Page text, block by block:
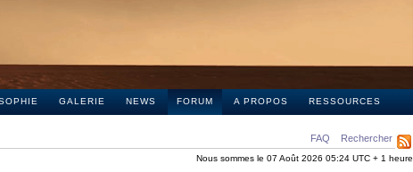
GALERIE NEWS FORUM A PROPOS RESSOURCES
FAQ Rechercher
Nous sommes le 07 Août 2026 05:24 UTC + 1 heure